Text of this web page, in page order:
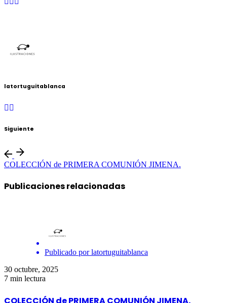
latortuguitablanca
Siguiente
COLECCIÓN de PRIMERA COMUNIÓN JIMENA.
Publicaciones relacionadas
Publicado por latortuguitablanca
30 octubre, 2025
7 min lectura
COLECCIÓN de PRIMERA COMUNIÓN JIMENA.